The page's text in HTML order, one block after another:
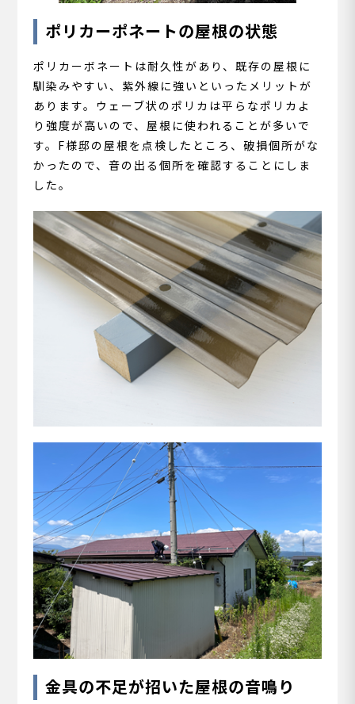
ポリカーポネートの屋根の状態
ポリカーボネートは耐久性があり、既存の屋根に
馴染みやすい、紫外線に強いといったメリットが
あります。ウェーブ状のポリカは平らなポリカよ
り強度が高いので、屋根に使われることが多いで
す。F様邸の屋根を点検したところ、破損個所がな
かったので、音の出る個所を確認することにしま
した。
金具の不足が招いた屋根の音鳴り